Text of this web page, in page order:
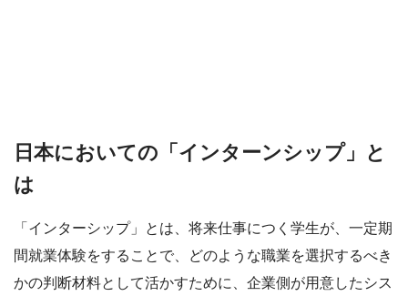
日本においての「インターンシップ」と
は
「インターシップ」とは、将来仕事につく学生が、一定期
間就業体験をすることで、どのような職業を選択するべき
かの判断材料として活かすために、企業側が用意したシス